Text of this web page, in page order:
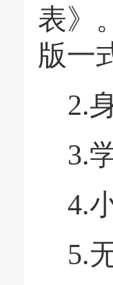
表》
版一
2.
3.
4.
5.